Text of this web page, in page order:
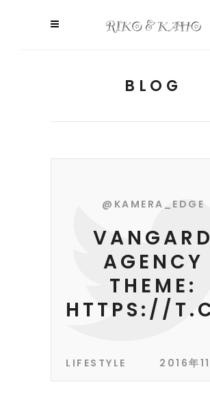
BLOG
@KAMERA_EDGE
VANGARD
AGENCY
THEME:
HTTPS://
LIFESTYLE 2016年